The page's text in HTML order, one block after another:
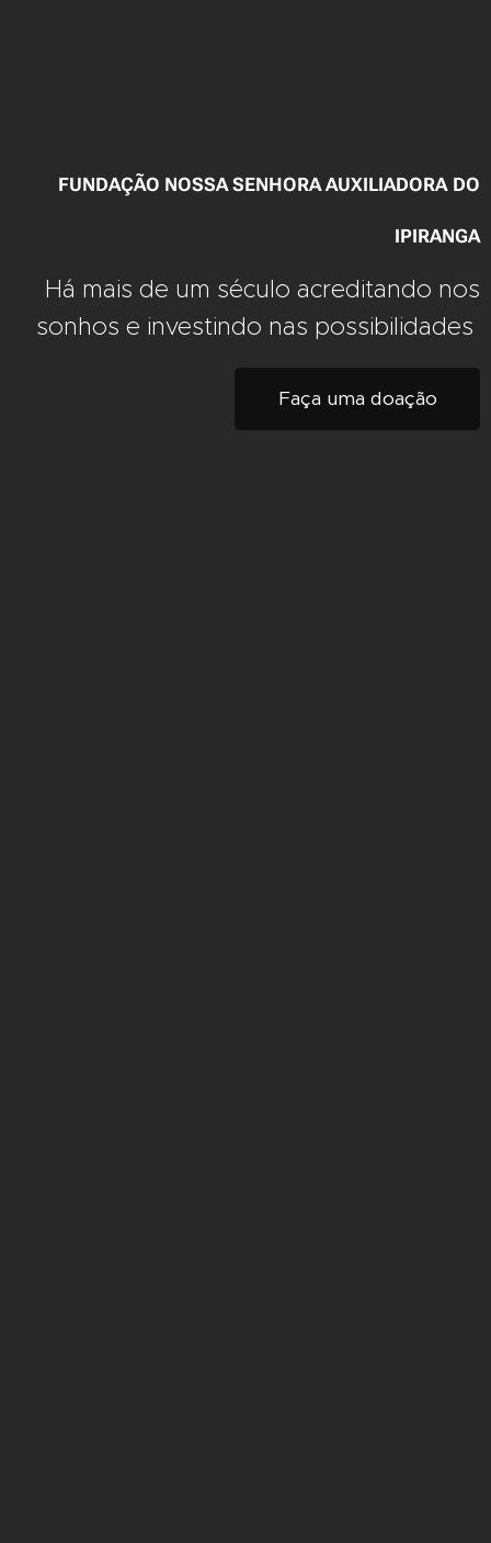
FUNDAÇÃO NOSSASENHORAAUXILIADORA DO
IPIRANGA
Há mais de um século acreditando nos
sonhos e investindo nas possibilidades
Faça uma doação